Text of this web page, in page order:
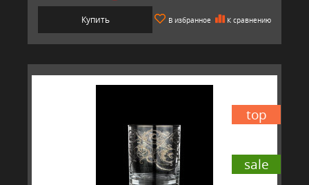
Купить В избранное К сравнению
sale
top